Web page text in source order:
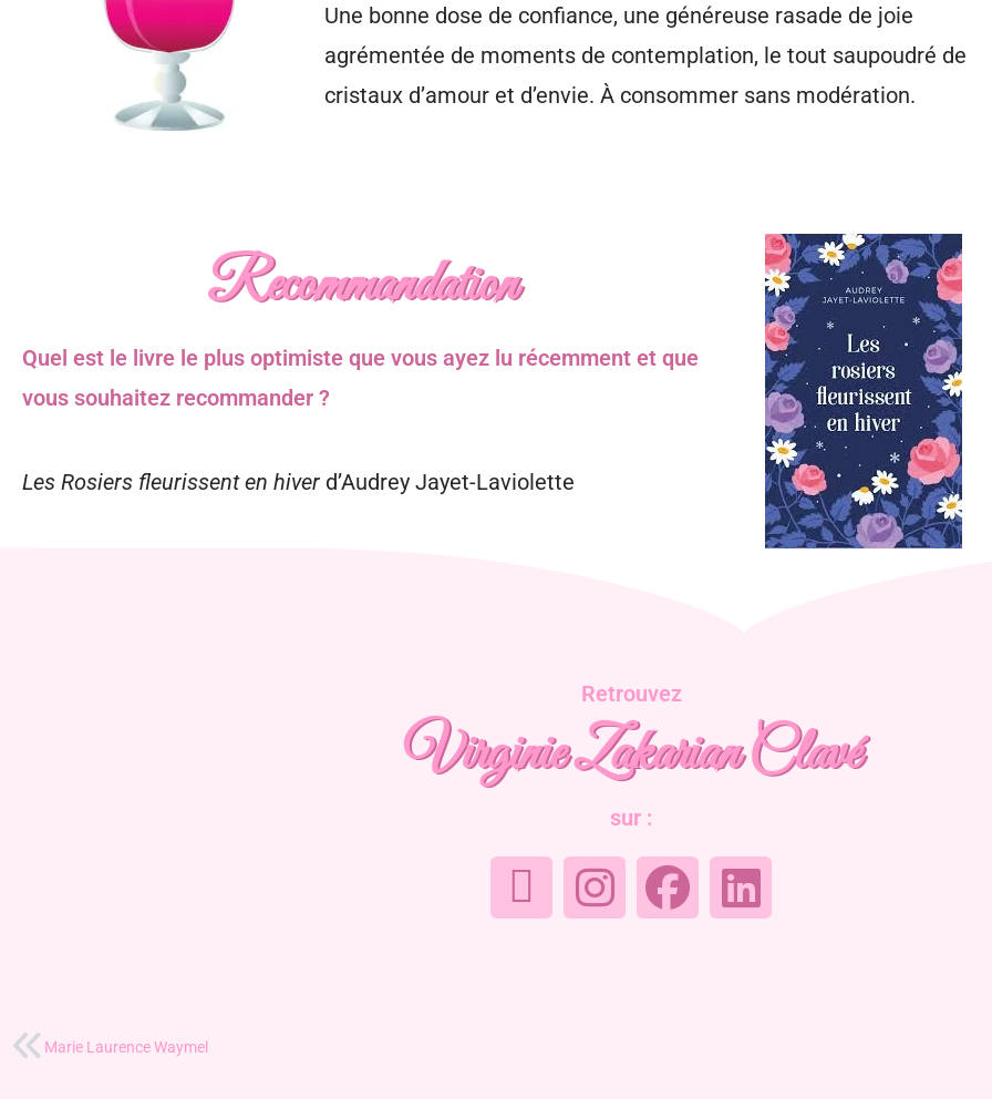
Une bonne dose de confiance, une généreuse rasade de joie
agrémentée de moments de contemplation, le tout saupoudré de
cristaux d’amour et d’envie. À consommer sans modération.
Recommandation
Quel est le livre le plus optimiste que vous ayez lu récemment et que
vous souhaitez recommander ?
Les Rosiers fleurissent en hiver d’Audrey Jayet-Laviolette
Retrouvez
Virginie Zakarian Clavé
sur :
Marie Laurence Waymel